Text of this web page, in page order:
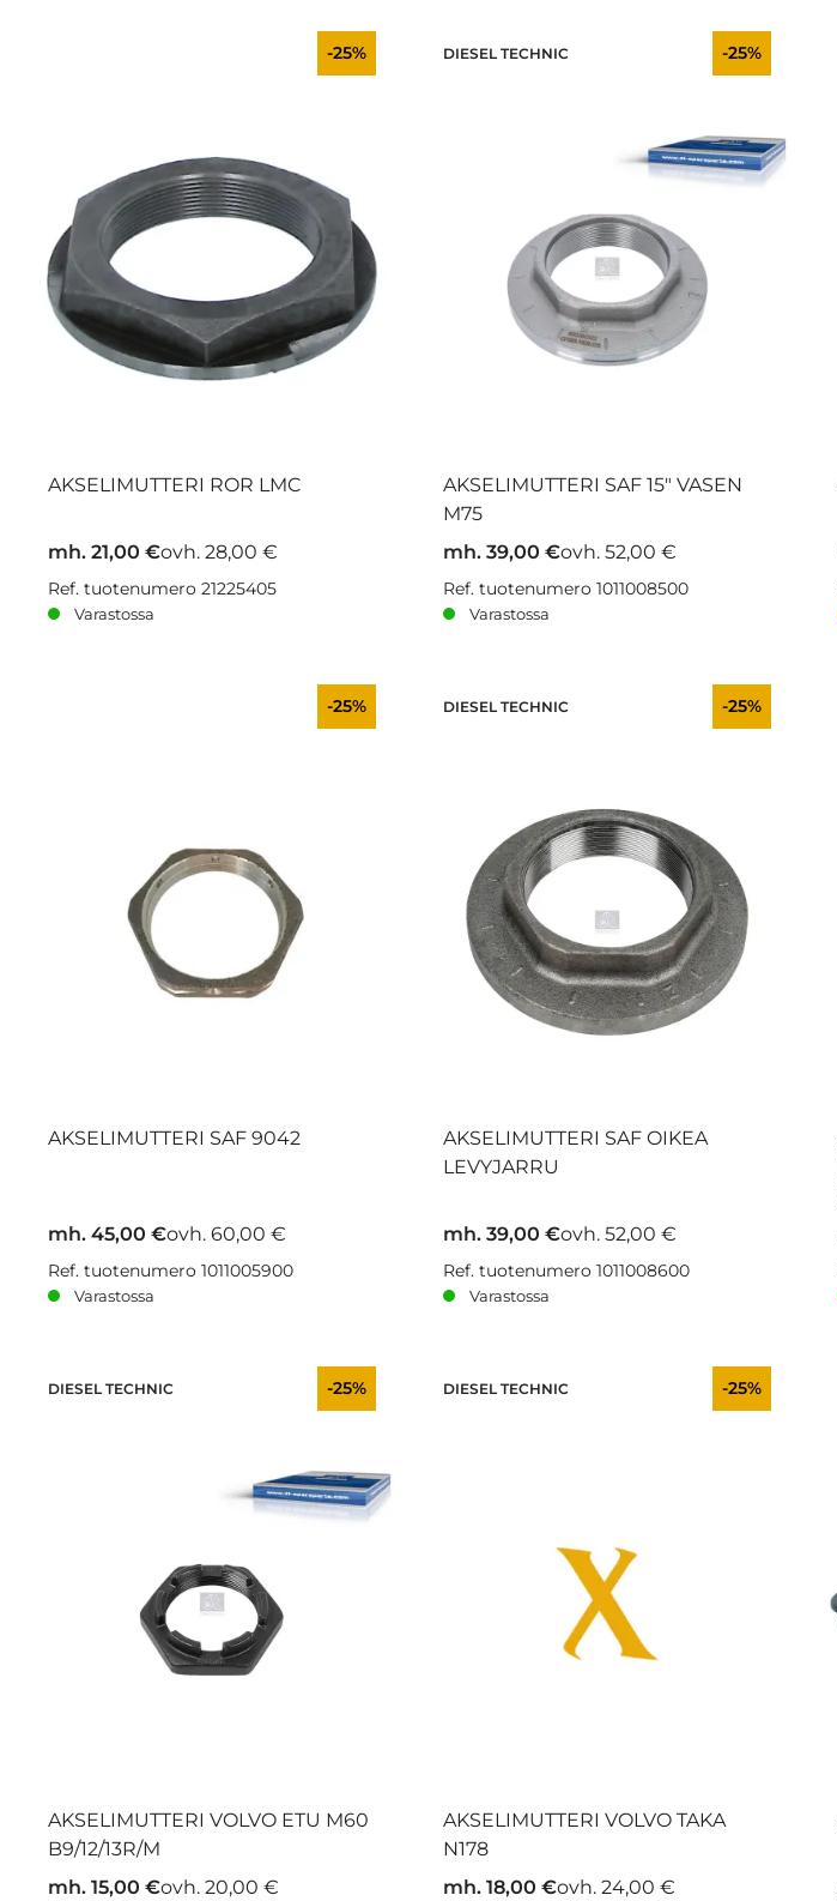
-25%
AKSELIMUTTERI ROR LMC
mh. 21,00 €ovh. 28,00 €
Ref. tuotenumero 21225405
Varastossa
DIESEL TECHNIC -25%
AKSELIMUTTERI SAF 15" VASEN
M75
mh. 39,00 €ovh. 52,00 €
Ref. tuotenumero 1011008500
Varastossa
-25%
AKSELIMUTTERI SAF 9042
mh. 45,00 €ovh. 60,00 €
Ref. tuotenumero 1011005900
Varastossa
DIESEL TECHNIC -25%
AKSELIMUTTERI SAF OIKEA
LEVYJARRU
mh. 39,00 €ovh. 52,00 €
Ref. tuotenumero 1011008600
Varastossa
DIESEL TECHNIC -25%
AKSELIMUTTERI VOLVO ETU M60
B9/12/13R/M
mh. 15,00 €ovh. 20,00 €
DIESEL TECHNIC -25%
AKSELIMUTTERI VOLVO TAKA
N178
mh. 18,00 €ovh. 24,00 €